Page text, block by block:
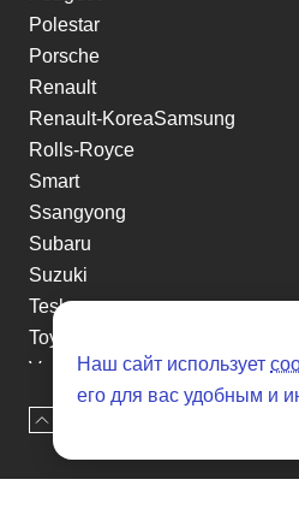
Polestar
Porsche
Renault
Renault-KoreaSamsung
Rolls-Royce
Smart
Ssangyong
Subaru
Suzuki
Tesla
Toyota
Volkswagen
Xin yuan
Наш сайт использует
его для вас удобным и